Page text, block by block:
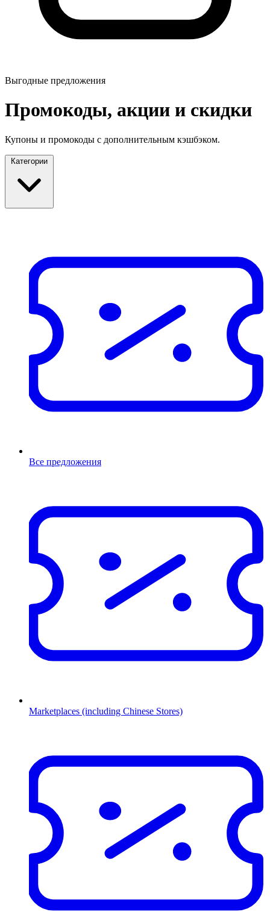
Выгодные предложения
Промокоды, акции и скидки
Купоны и промокоды с дополнительным кэшбэком.
Категории
Все предложения
Marketplaces (including Chinese Stores)